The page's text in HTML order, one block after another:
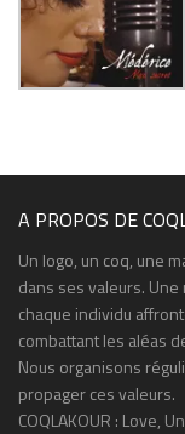
A PROPOS DE
Un logo, un coq, une
dans ses valeurs.
chaque individu
combattant les aléas
Nous organisons
propager ces valeurs.
COQLAKOUR : Love,